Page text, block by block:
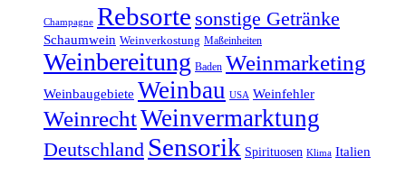
Champagne Rebsorte sonstige Getränke
Schaumwein Weinverkostung Maßeinheiten
Weinbereitung Baden Weinmarketing
Weinbaugebiete Weinbau USA Weinfehler
WeinrechtWeinvermarktung
Deutschland Sensorik Spirituosen Klima Italien